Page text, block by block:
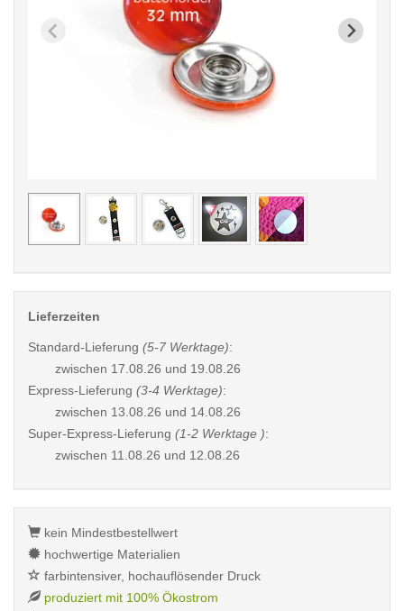
< /picture>
Lieferzeiten
Standard-Lieferung (5-7 Werktage):
zwischen 17.08.26 und 19.08.26
Express-Lieferung (3-4 Werktage):
zwischen 13.08.26 und 14.08.26
Super-Express-Lieferung (1-2 Werktage ):
zwischen 11.08.26 und 12.08.26
kein Mindestbestellwert
hochwertige Materialien
farbintensiver, hochauflösender Druck
produziert mit 100% Ökostrom